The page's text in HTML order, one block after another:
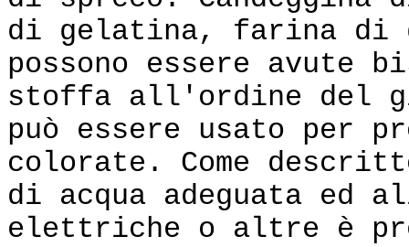
di gelatina, farina di
possono essere avute
stoffa all'ordine del
può essere usato per
colorate. Come
di acqua adeguata ed
elettriche o altre è